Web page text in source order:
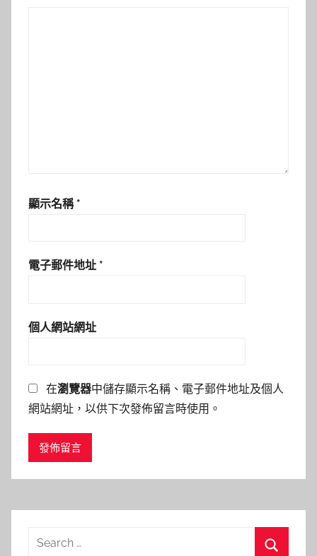
顯示名稱 *
電子郵件地址 *
個人網站網址
在瀏覽器中儲存顯示名稱、電子郵件地址及個人
網站網址，以供下次發佈留言時使用。
Search